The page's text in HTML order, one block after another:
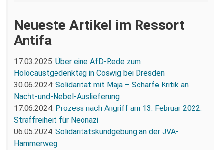
Neueste Artikel im Ressort
Antifa
17.03.2025: Über eine AfD-Rede zum
Holocaustgedenktag in Coswig bei Dresden
30.06.2024: Solidarität mit Maja – Scharfe Kritik an
Nacht-und-Nebel-Auslieferung
17.06.2024: Prozess nach Angriff am 13. Februar 2022:
Straffreiheit für Neonazi
06.05.2024: Solidaritätskundgebung an der JVA-
Hammerweg